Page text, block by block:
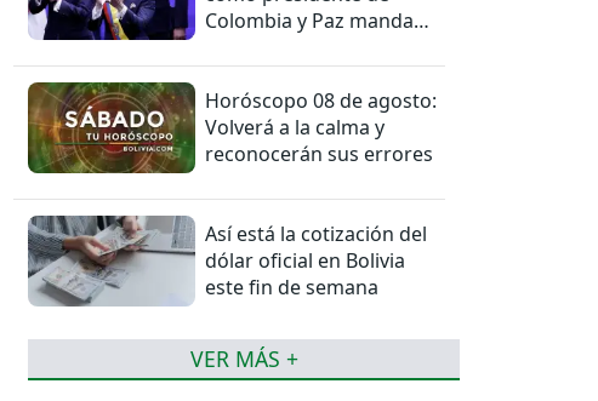
Colombia y Paz manda
Horóscopo 08 de agosto:
Volverá a la calma y
reconocerán sus errores
Así está la cotización del
dólar oficial en Bolivia
este fin de semana
VER MÁS +